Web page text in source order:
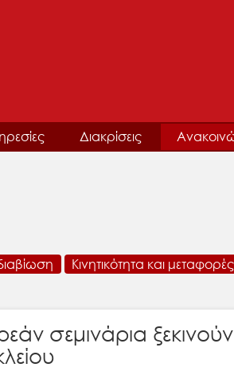
Διακρίσεις
Κινητικότητα και μεταφορές
σεμινάρια